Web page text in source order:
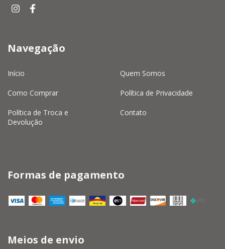
Navegação
Início Quem Somos
Como Comprar Política de Privacidade
Política de Troca e
Devolução
Contato
Formas de pagamento
Meios de envio